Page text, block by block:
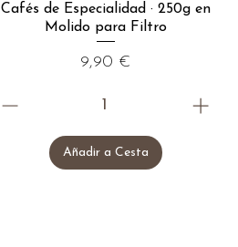
Cafés de Especialidad · 250g en
Molido para Filtro
Precio
9,90 €
Añadir a Cesta